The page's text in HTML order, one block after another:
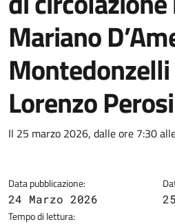
Mariano
Montedonzelli
Lorenzo
Dettagli della
Il 25 marzo 2026, dalle ore 7:30
Data pubblicazione:
24 Marzo 2026
Tempo di lettura: